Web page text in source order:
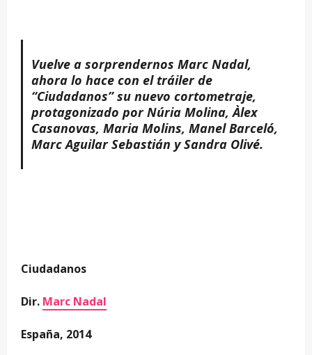
Vuelve a sorprendernos Marc Nadal,
ahora lo hace con el tráiler de
“Ciudadanos” su nuevo cortometraje,
protagonizado por Núria Molina, Àlex
Casanovas, Maria Molins, Manel Barceló,
Marc Aguilar Sebastián y Sandra Olivé.
Ciudadanos
Dir. Marc Nadal
España, 2014